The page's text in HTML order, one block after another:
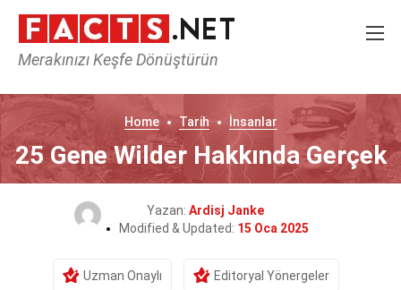
Merakınızı Keşfe Dönüştürün
Home Tarih İnsanlar
25 Gene Wilder Hakkında Gerçek
Yazan: Ardisj Janke
Modified & Updated: 15 Oca 2025
Uzman Onaylı Editoryal Yönergeler